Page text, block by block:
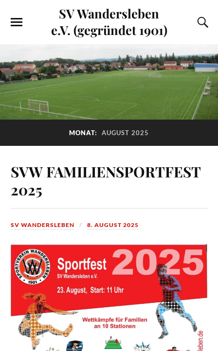
SV Wandersleben
e.V. (gegründet 1901)
MONAT: AUGUST 2025
SVW FAMILIENSPORTFEST
2025
SV WANDERSLEBEN 8. AUGUST 2025